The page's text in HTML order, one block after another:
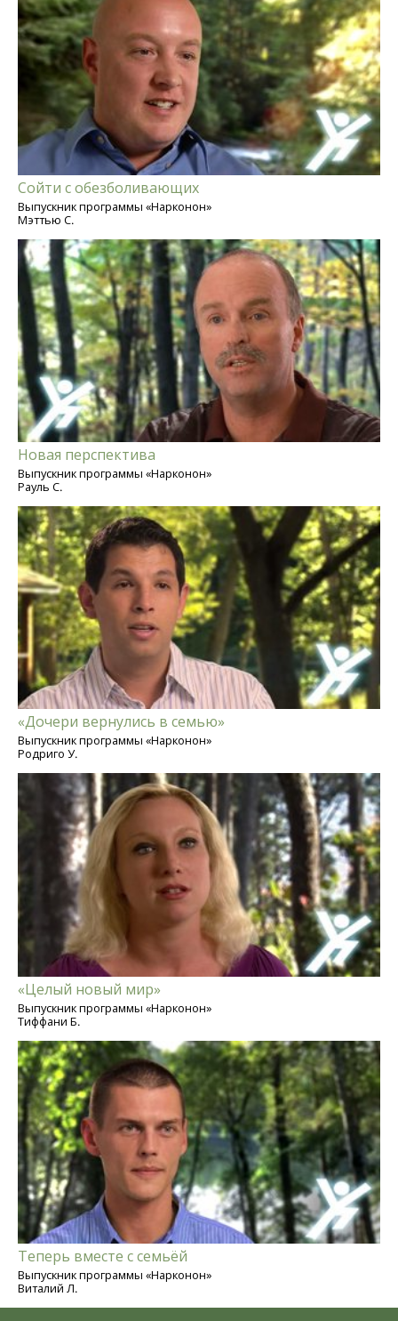
Сойти с обезболивающих
Выпускник программы «Нарконон»
Мэттью С.
Новая перспектива
Выпускник программы «Нарконон»
Рауль С.
«Дочери вернулись в семью»
Выпускник программы «Нарконон»
Родриго У.
«Целый новый мир»
Выпускник программы «Нарконон»
Тиффани Б.
Теперь вместе с семьёй
Выпускник программы «Нарконон»
Виталий Л.